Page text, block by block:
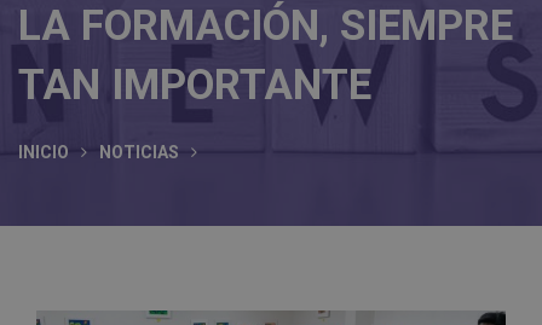
LA FORMACIÓN, SIEMPRE
TAN IMPORTANTE
INICIO NOTICIAS